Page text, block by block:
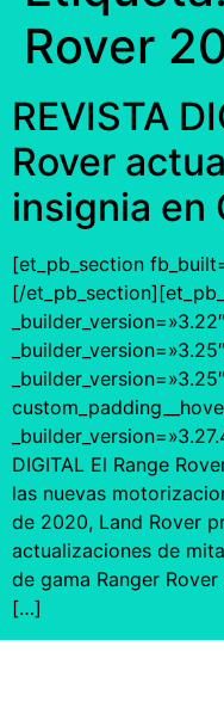
Rover
REVISTA
Rover
insignia en
[et_pb_section
[/
DIGITAL El Range
las nuevas
de 2020, Land Rover
actualizaciones de
de gama Ranger
[…]